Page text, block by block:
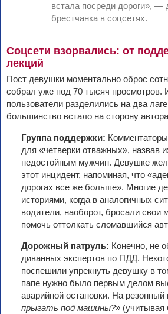
встала посреди дороги», —
брестчанка в соцсетях.
Соцсети взорвались: от
лекций
Пост девушки моментально оброс
собрал уже под 70 тысяч просмотров.
пользователи разделились на два
большинство встало на сторону
Группа поддержки:
для «четверки отважных», назвав
недостойным мужчин. Девушке
этот инцидент, напоминая, что
дорогах все же больше». Многие
историями, когда в аналогичных
водители, наоборот, бросали
помочь оттолкать сломавшийся
Дорожный патруль: Конечно, не
диванных экспертов по ПДД.
поспешили упрекнуть девушку в
папе нужно было первым делом
аварийной остановки. На резонный
прыгать под машины?» (учитывая